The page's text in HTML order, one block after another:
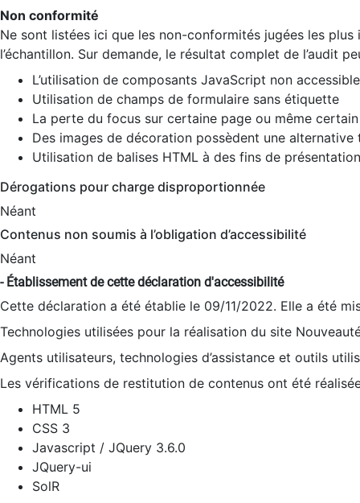
Non conformité
Ne sont listées ici que les non-conformités jugées les
l’échantillon. Sur demande, le résultat complet de l’audit
L’utilisation de composants JavaScript non
Utilisation de champs de formulaire sans étiquette
La perte du focus sur certaine page ou même
Des images de décoration possèdent une alternative
Utilisation de balises HTML à des fins de
Dérogations pour charge disproportionnée
Néant
Contenus non soumis à l’obligation d’accessibilité
Néant
- Établissement de cette déclaration d'accessibilité
Cette déclaration a été établie le 09/11/2022. Elle a été
Technologies utilisées pour la réalisation du site
Agents utilisateurs, technologies d’assistance et outils
Les vérifications de restitution de contenus ont été
HTML 5
CSS 3
Javascript / JQuery 3.6.0
JQuery-ui
SolR